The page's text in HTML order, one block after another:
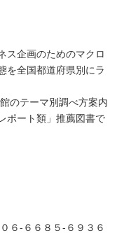
ス企画のためのマクロ
を全国都道府県別にラ
のテーマ別調べ方案内
ポート類」推薦図書で
６-６６８５-６９３６